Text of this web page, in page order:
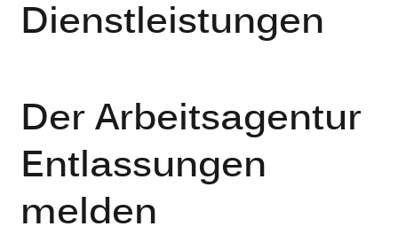
Dienstleistungen
Der Arbeitsagentur
Entlassungen
melden